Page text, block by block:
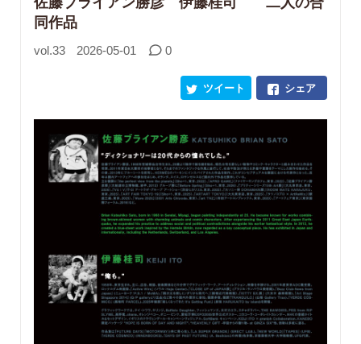
同作品
vol.33 2026-05-01 0
シェア
ツイート